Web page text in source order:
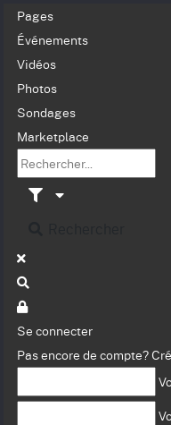
Pages
Événements
Vidéos
Photos
Sondages
Marketplace
Se connecter
Pas encore de compte?